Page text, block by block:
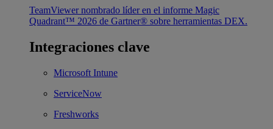
TeamViewer nombrado líder en el informe Magic
Quadrant™ 2026 de Gartner® sobre herramientas DEX.
Integraciones clave
Microsoft Intune
ServiceNow
Freshworks